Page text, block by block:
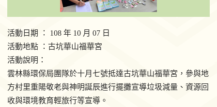
活動日期 ： 108 年 10 月 07 日
活動地點 ：古坑華山福華宮
活動說明：
雲林縣環保局團隊於十月七號抵達古坑華山福華宮，參與地
方村里重陽敬老與神明誕辰進行擺攤宣導垃圾減量、資源回
收與環境教育輕旅行等宣導。